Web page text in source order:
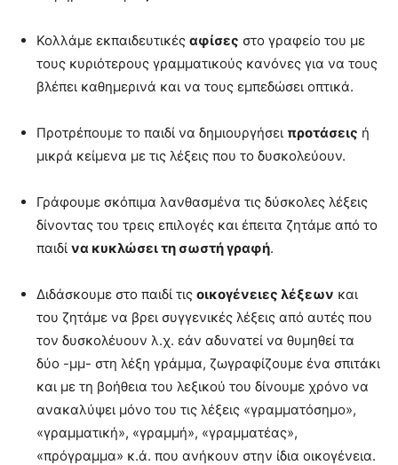
Κολλάμε εκπαιδευτικές αφίσες στο γραφείο του με
τους κυριότερους γραμματικούς κανόνες για να τους
βλέπει καθημερινά και να τους εμπεδώσει οπτικά.
Προτρέπουμε το παιδί να δημιουργήσει προτάσεις ή
μικρά κείμενα με τις λέξεις που το δυσκολεύουν.
Γράφουμε σκόπιμα λανθασμένα τις δύσκολες λέξεις
δίνοντας του τρεις επιλογές και έπειτα ζητάμε από το
παιδί να κυκλώσει τη σωστή γραφή.
Διδάσκουμε στο παιδί τις οικογένειες λέξεων και
του ζητάμε να βρει συγγενικές λέξεις από αυτές που
τον δυσκολέυουν λ.χ. εάν αδυνατεί να θυμηθεί τα
δύο -μμ- στη λέξη γράμμα, ζωγραφίζουμε ένα σπιτάκι
και με τη βοήθεια του λεξικού του δίνουμε χρόνο να
ανακαλύψει μόνο του τις λέξεις «γραμματόσημο»,
«γραμματική», «γραμμή», «γραμματέας»,
«πρόγραμμα» κ.ά. που ανήκουν στην ίδια οικογένεια.